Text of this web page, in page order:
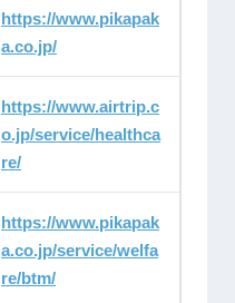
https://www.pikapak
a.co.jp/
https://www.airtrip.c
o.jp/service/healthca
re/
https://www.pikapak
a.co.jp/service/welfa
re/btm/